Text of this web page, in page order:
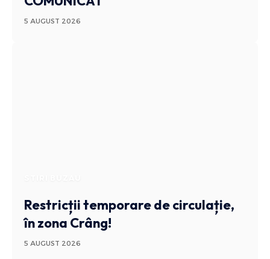
5 AUGUST 2026
Restricții temporare de circulație,
în zona Crâng!
5 AUGUST 2026